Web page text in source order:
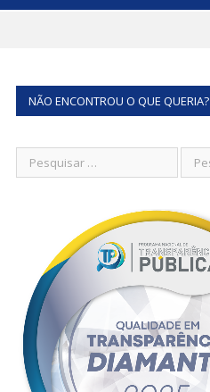
NÃO ENCONTROU O QUE QUERIA?